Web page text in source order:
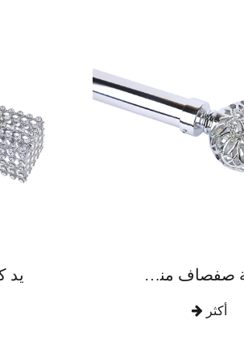
ورقة صفصاف منحوتة مع قضيب ستارة من سبائك الزنك الماسي
أكثر